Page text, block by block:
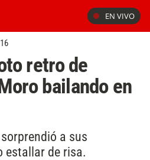
EN VIVO
retro de
bailando en
a sus
estallar de risa.